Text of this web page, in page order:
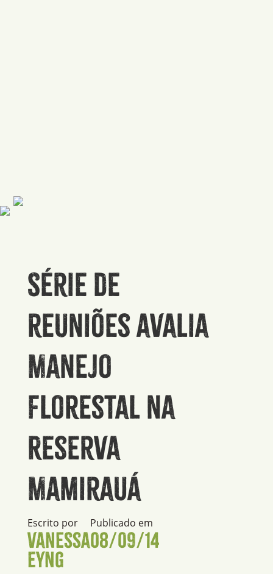
Série de
reuniões avalia
Manejo
Florestal na
Reserva
Mamirauá
Escrito por
Vanessa
Eyng
Publicado em
08/09/14